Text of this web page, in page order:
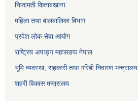
निजामती किताबखाना
महिला तथा बालबालिका बिभाग
प्रदेश लोक सेवा आयोग
राष्ट्रिय अपाङ्ग महासङघ नेपाल
भूमि व्यवस्था, सहकारी तथा गरिबी निवारण मन्त्रालय
शहरी विकास मन्त्रालय